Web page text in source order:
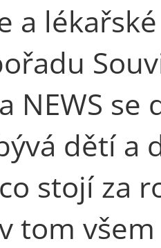
a
NEWS
dětí a
stojí za
tom